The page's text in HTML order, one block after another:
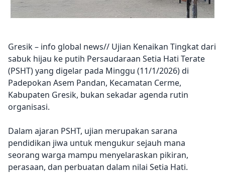
Gresik – info global news// Ujian Kenaikan Tingkat dari
sabuk hijau ke putih Persaudaraan Setia Hati Terate
(PSHT) yang digelar pada Minggu (11/1/2026) di
Padepokan Asem Pandan, Kecamatan Cerme,
Kabupaten Gresik, bukan sekadar agenda rutin
organisasi.
Dalam ajaran PSHT, ujian merupakan sarana
pendidikan jiwa untuk mengukur sejauh mana
seorang warga mampu menyelaraskan pikiran,
perasaan, dan perbuatan dalam nilai Setia Hati.